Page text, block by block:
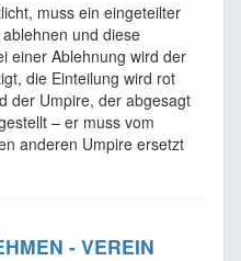
muss ein eingeteilter
und diese
einer Ablehnung wird der
die Einteilung wird rot
der Umpire, der abgesagt
– er muss vom
anderen Umpire ersetzt
- VEREIN